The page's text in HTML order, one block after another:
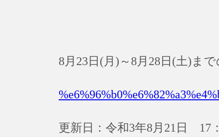
8月23日(月)～8月28日(土)ま
更新日：令和3年8月21日 17